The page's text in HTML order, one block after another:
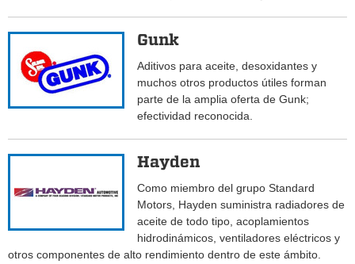
Gunk
Aditivos para aceite, desoxidantes y
muchos otros productos útiles forman
parte de la amplia oferta de Gunk;
efectividad reconocida.
Hayden
Como miembro del grupo Standard
Motors, Hayden suministra radiadores de
aceite de todo tipo, acoplamientos
hidrodinámicos, ventiladores eléctricos y
otros componentes de alto rendimiento dentro de este ámbito.